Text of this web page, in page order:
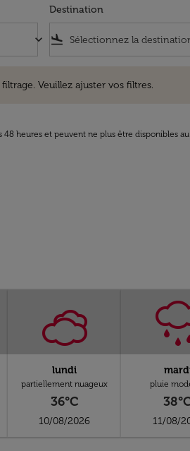
keyboard_arrow_down
Destination
flight_land
Veuillez ajuster vos filtres.
heures et peuvent ne plus être disponibles
lundi
partiellement nuageux
36°C
10/08/2026
pluie
11/08/